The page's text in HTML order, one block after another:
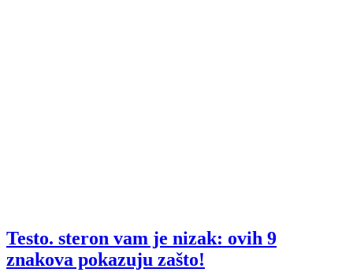
Testo. steron vam je nizak: ovih 9
znakova pokazuju zašto!